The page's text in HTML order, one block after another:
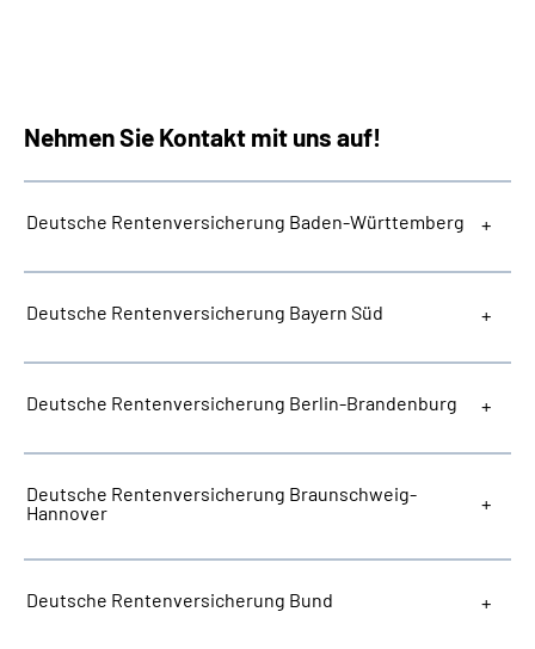
Nehmen Sie Kontakt mit uns auf!
Deutsche Rentenversicherung Baden-Württemberg
Deutsche Rentenversicherung Bayern Süd
Deutsche Rentenversicherung Berlin-Brandenburg
Deutsche Rentenversicherung Braunschweig-
Hannover
Deutsche Rentenversicherung Bund